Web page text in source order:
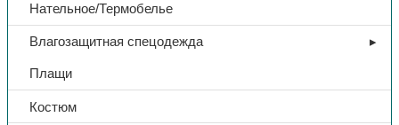
Нательное/Термобелье
Влагозащитная спецодежда
Плащи
Костюм